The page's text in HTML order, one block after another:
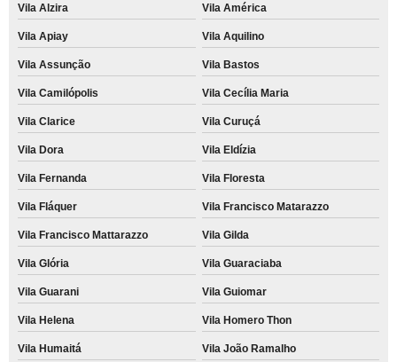
Vila Alzira Vila América
Vila Apiay Vila Aquilino
Vila Assunção Vila Bastos
Vila Camilópolis Vila Cecília Maria
Vila Clarice Vila Curuçá
Vila Dora Vila Eldízia
Vila Fernanda Vila Floresta
Vila Fláquer Vila Francisco Matarazzo
Vila Francisco Mattarazzo Vila Gilda
Vila Glória Vila Guaraciaba
Vila Guarani Vila Guiomar
Vila Helena Vila Homero Thon
Vila Humaitá Vila João Ramalho